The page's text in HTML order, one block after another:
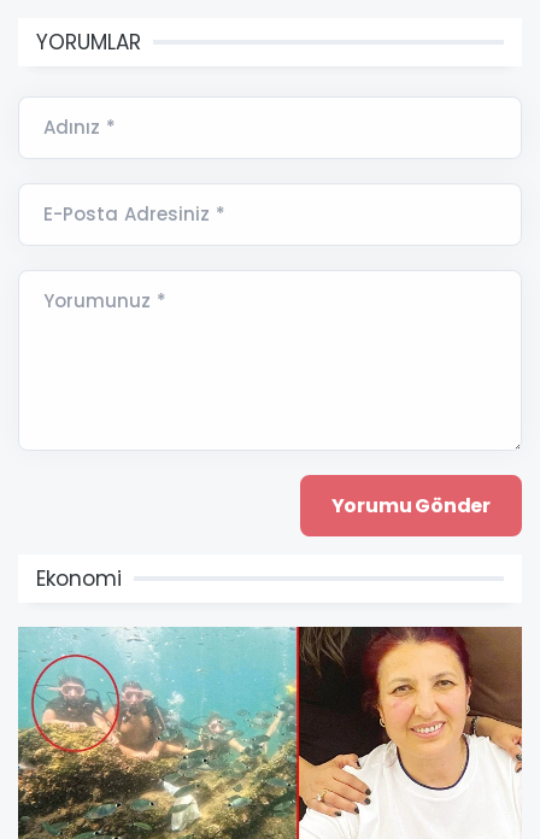
YORUMLAR
Adınız *
E-Posta Adresiniz *
Yorumunuz *
Ekonomi